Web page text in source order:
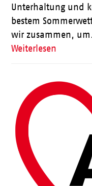
Unterhaltung und
bestem
wir zusammen,
Weiterlesen